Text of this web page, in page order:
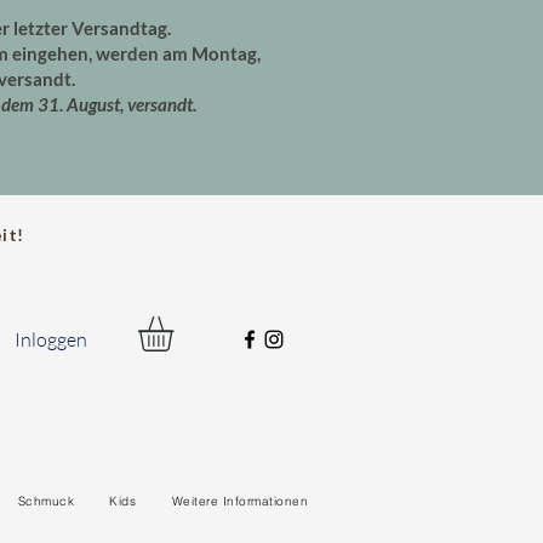
letzter Versandtag.
eingehen, werden am Montag,
31. August, versandt.
Inloggen
Schmuck Kids Weitere Informationen